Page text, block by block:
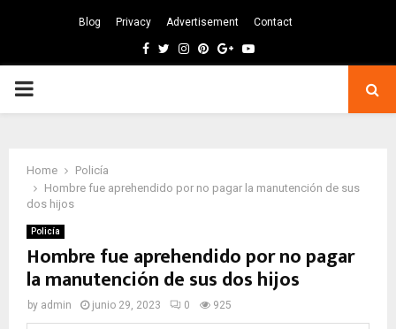
Blog Privacy Advertisement Contact
Facebook
TwitterInstagram
Pinterest
GoogleYoutube
PRIMARY
Home
Policía
Hombre fue aprehendido por no pagar la manutención de sus
dos hijos
Policía
Hombre fue aprehendido por no pagar
la manutención de sus dos hijos
by admin junio 29, 2023 0 925